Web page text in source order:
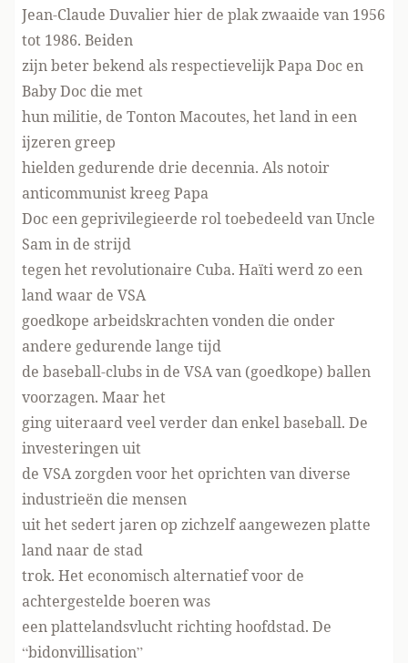
Jean-Claude Duvalier hier de plak zwaaide van 1956
tot 1986. Beiden
zijn beter bekend als respectievelijk Papa Doc en
Baby Doc die met
hun militie, de Tonton Macoutes, het land in een
ijzeren greep
hielden gedurende drie decennia. Als notoir
anticommunist kreeg Papa
Doc een geprivilegieerde rol toebedeeld van Uncle
Sam in de strijd
tegen het revolutionaire Cuba. Haïti werd zo een
land waar de VSA
goedkope arbeidskrachten vonden die onder
andere gedurende lange tijd
de baseball-clubs in de VSA van (goedkope) ballen
voorzagen. Maar het
ging uiteraard veel verder dan enkel baseball. De
investeringen uit
de VSA zorgden voor het oprichten van diverse
industrieën die mensen
uit het sedert jaren op zichzelf aangewezen platte
land naar de stad
trok. Het economisch alternatief voor de
achtergestelde boeren was
een plattelandsvlucht richting hoofdstad. De
“bidonvillisation”